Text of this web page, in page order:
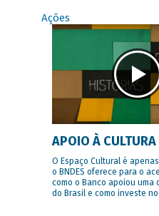
Ações
APOIO À CULTURA
O Espaço Cultural é
o BNDES oferece para o
como o Banco apoiou uma
do Brasil e como investe